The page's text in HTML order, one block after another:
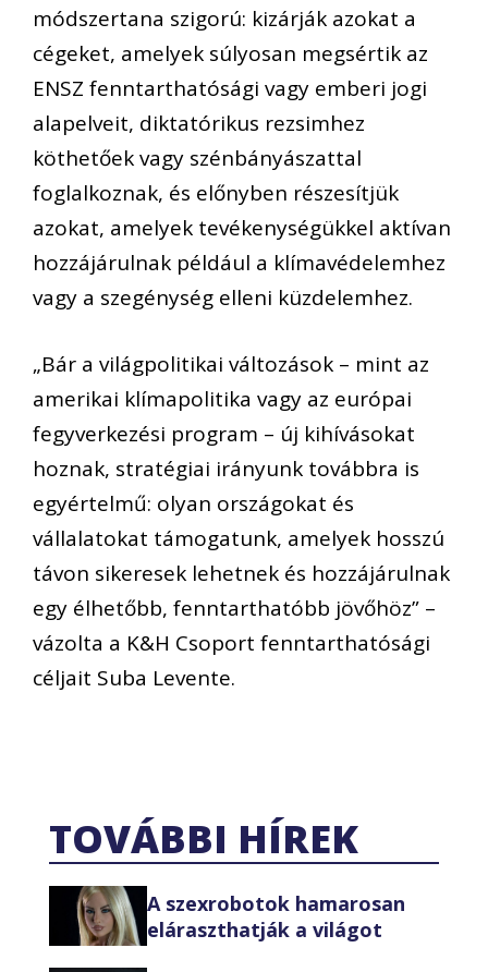
módszertana szigorú: kizárják azokat a
cégeket, amelyek súlyosan megsértik az
ENSZ fenntarthatósági vagy emberi jogi
alapelveit, diktatórikus rezsimhez
köthetőek vagy szénbányászattal
foglalkoznak, és előnyben részesítjük
azokat, amelyek tevékenységükkel aktívan
hozzájárulnak például a klímavédelemhez
vagy a szegénység elleni küzdelemhez.
„Bár a világpolitikai változások – mint az
amerikai klímapolitika vagy az európai
fegyverkezési program – új kihívásokat
hoznak, stratégiai irányunk továbbra is
egyértelmű: olyan országokat és
vállalatokat támogatunk, amelyek hosszú
távon sikeresek lehetnek és hozzájárulnak
egy élhetőbb, fenntarthatóbb jövőhöz” –
vázolta a K&H Csoport fenntarthatósági
céljait Suba Levente.
TOVÁBBI HÍREK
A szexrobotok hamarosan
eláraszthatják a világot